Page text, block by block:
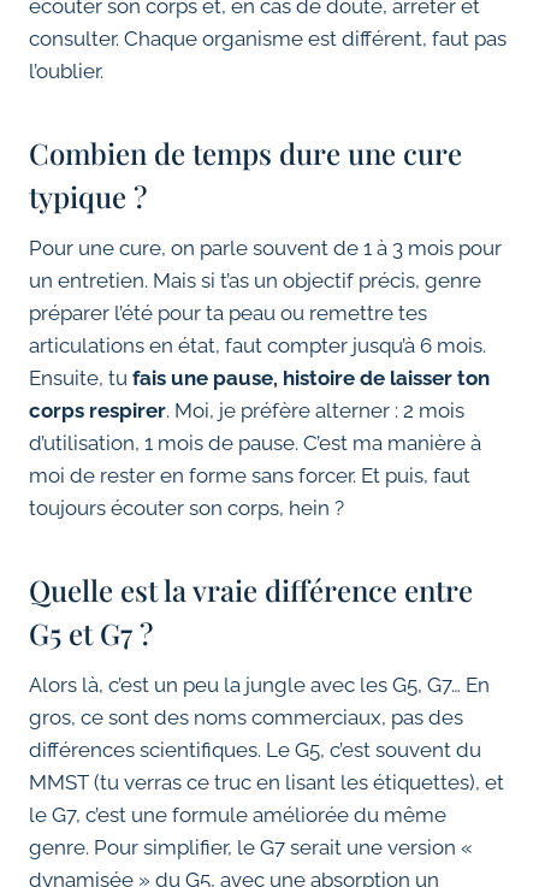
écouter son corps et, en cas de doute, arrêter et
consulter. Chaque organisme est différent, faut pas
l’oublier.
Combien de temps dure une cure
typique ?
Pour une cure, on parle souvent de 1 à 3 mois pour
un entretien. Mais si t’as un objectif précis, genre
préparer l’été pour ta peau ou remettre tes
articulations en état, faut compter jusqu’à 6 mois.
Ensuite, tu fais une pause, histoire de laisser ton
corps respirer. Moi, je préfère alterner : 2 mois
d’utilisation, 1 mois de pause. C’est ma manière à
moi de rester en forme sans forcer. Et puis, faut
toujours écouter son corps, hein ?
Quelle est la vraie différence entre
G5 et G7 ?
Alors là, c’est un peu la jungle avec les G5, G7… En
gros, ce sont des noms commerciaux, pas des
différences scientifiques. Le G5, c’est souvent du
MMST (tu verras ce truc en lisant les étiquettes), et
le G7, c’est une formule améliorée du même
genre. Pour simplifier, le G7 serait une version «
dynamisée » du G5, avec une absorption un